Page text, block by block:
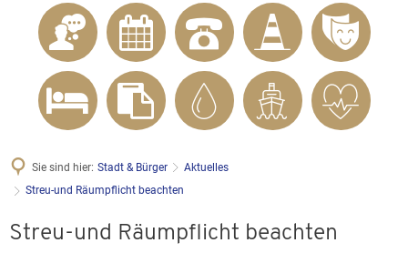
Sie sind hier: Stadt & Bürger
Aktuelles
Streu-und Räumpflicht beachten
Streu-und Räumpflicht beachten